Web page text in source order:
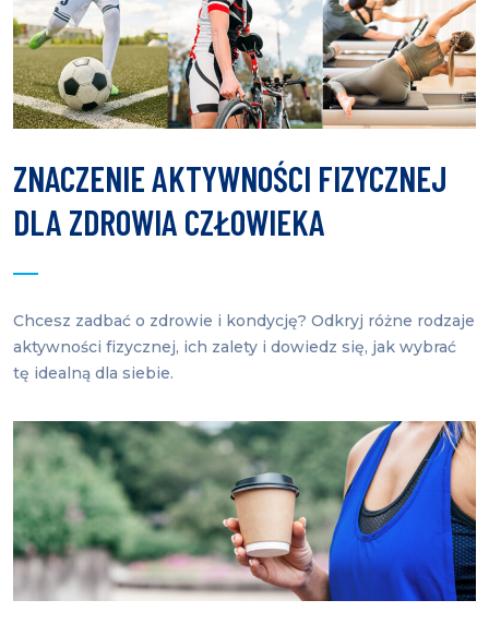
ZNACZENIE AKTYWNOŚCI FIZYCZNEJ
DLA ZDROWIA CZŁOWIEKA
Chcesz zadbać o zdrowie i kondycję? Odkryj różne rodzaje
aktywności fizycznej, ich zalety i dowiedz się, jak wybrać
tę idealną dla siebie.